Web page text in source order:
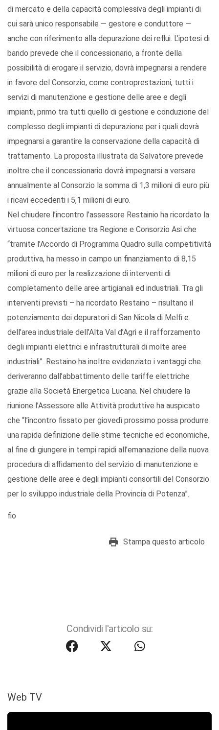
di mercato e della capacità complessiva degli impianti di
cui sarà unico responsabile — gestore e conduttore —
anche con riferimento alla depurazione dei reflui. L’ipotesi di
bando prevede che il concessionario, a fronte della
possibilità di erogare il servizio, dovrà impegnarsi a rendere
in favore del Consorzio, come controprestazioni, tutti i
servizi di manutenzione e gestione delle aree e degli
impianti, primo tra tutti quello di gestione e conduzione del
complesso degli impianti di depurazione per i quali dovrà
impegnarsi a garantire la conservazione della capacità di
trattamento. La proposta illustrata da Salvatore prevede
inoltre che il concessionario dovrà impegnarsi a versare
annualmente al Consorzio la somma di 1,3 milioni di euro più
i ricavi eccedenti i 5,1 milioni di euro.
Nel chiudere l’incontro l’assessore Restainio ha ricordato la
virtuosa concertazione tra Regione e Consorzio Asi che
“tramite l’Accordo di Programma Quadro sulla competitività
produttiva, ha messo in campo un finanziamento di 8,15
milioni di euro per la realizzazione di interventi di
completamento delle aree artigianali ed industriali. Tra gli
interventi previsti – ha ricordato Restaino – risultano il
potenziamento dei depuratori di San Nicola di Melfi e
dell’area industriale dell’Alta Val d’Agri e il rafforzamento
degli impianti elettrici e infrastrutturali di molte aree
industriali”. Restaino ha inoltre evidenziato i vantaggi che
deriveranno dall’abbattimento delle tariffe elettriche
grazie alla Società Energetica Lucana. Nel chiudere la
riunione l’Assessore alle Attività produttive ha auspicato
che “l’incontro fissato per giovedì prossimo possa produrre
una rapida definizione delle stime tecniche ed economiche,
al fine di giungere in tempi rapidi all’emanazione della nuova
procedura di affidamento del servizio di manutenzione e
gestione delle aree e degli impianti consortili del Consorzio
per lo sviluppo industriale della Provincia di Potenza”.
fio
Stampa questo articolo
Condividi l'articolo su:
Web TV